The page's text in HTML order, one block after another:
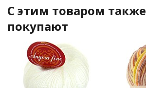
C этим товаром также
покупают